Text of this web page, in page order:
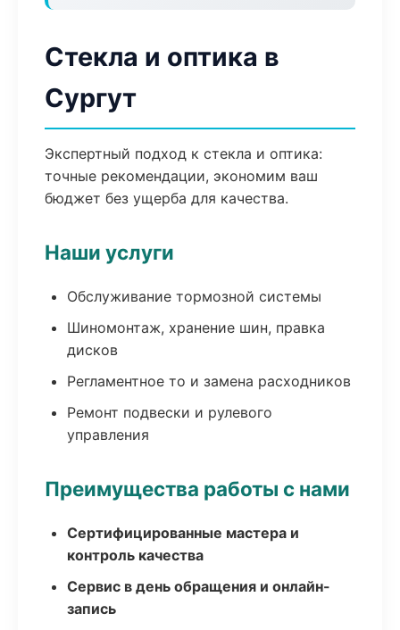
Стекла и оптика в
Сургут
Экспертный подход к стекла и оптика:
точные рекомендации, экономим ваш
бюджет без ущерба для качества.
Наши услуги
Обслуживание тормозной системы
Шиномонтаж, хранение шин, правка
дисков
Регламентное то и замена расходников
Ремонт подвески и рулевого
управления
Преимущества работы с нами
Сертифицированные мастера и
контроль качества
Сервис в день обращения и онлайн-
запись